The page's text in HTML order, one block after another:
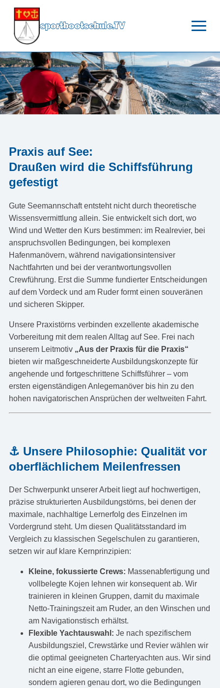
sportbootschule.TV
Praxis auf See:
Draußen wird die Schiffsführung
gefestigt
Gute Seemannschaft entsteht nicht durch theoretische
Wissensvermittlung allein. Sie entwickelt sich dort, wo
Wind und Wetter den Kurs bestimmen: im Realrevier, bei
anspruchsvollen Bedingungen, bei komplexen
Hafenmanövern, während navigationsintensiver
Nachtfahrten und bei der verantwortungsvollen
Crewführung. Erst die Summe fundierter Entscheidungen
auf dem Vordeck und am Ruder formt einen souveränen
und sicheren Skipper.
Unsere Praxistörns verbinden exzellente akademische
Vorbereitung mit dem realen Alltag auf See. Frei nach
unserem Leitmotiv „Aus der Praxis für die Praxis“
bieten wir maßgeschneiderte Ausbildungskonzepte für
angehende und fortgeschrittene Schiffsführer – vom
ersten eigenständigen Anlegemanöver bis hin zu den
hohen navigatorischen Ansprüchen der weltweiten Fahrt.
⚓ Unsere Philosophie: Qualität vor
oberflächlichem Meilenfressen
Der Schwerpunkt unserer Arbeit liegt auf hochwertigen,
präzise strukturierten Ausbildungstörns, bei denen der
maximale, nachhaltige Lernerfolg des Einzelnen im
Vordergrund steht. Um diesen Qualitätsstandard im
Vergleich zu klassischen Segelschulen zu garantieren,
setzen wir auf klare Kernprinzipien:
Kleine, fokussierte Crews: Massenabfertigung und
vollbelegte Kojen lehnen wir konsequent ab. Wir
trainieren in kleinen Gruppen, damit du maximale
Netto-Trainingszeit am Ruder, an den Winschen und
am Navigationstisch erhältst.
Flexible Yachtauswahl: Je nach spezifischem
Ausbildungsziel, Crewstärke und Revier wählen wir
die optimal geeigneten Charteryachten aus. Wir sind
nicht an eine eigene, starre Flotte gebunden,
sondern agieren genau dort, wo die Bedingungen